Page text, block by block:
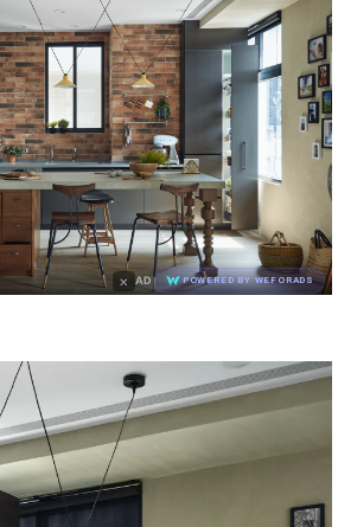
× AD POWERED BY WEFORADS